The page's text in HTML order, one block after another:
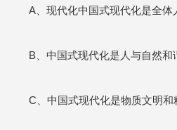
A、现代化中国式现代化是全体
B、中国式现代化是人与自然和
C、中国式现代化是物质文明